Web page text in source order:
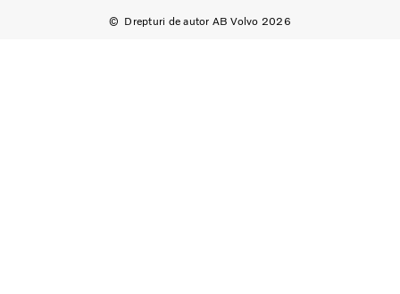
Drepturi de autor AB Volvo 2026